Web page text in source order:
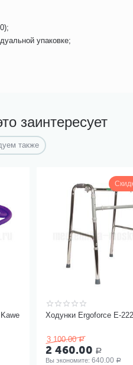
упаковке;
заинтересует
также
Ходунки Ergoforce Е-
3 100.00 Р
2 460.00 Р
Вы экономите: 640.00 Р